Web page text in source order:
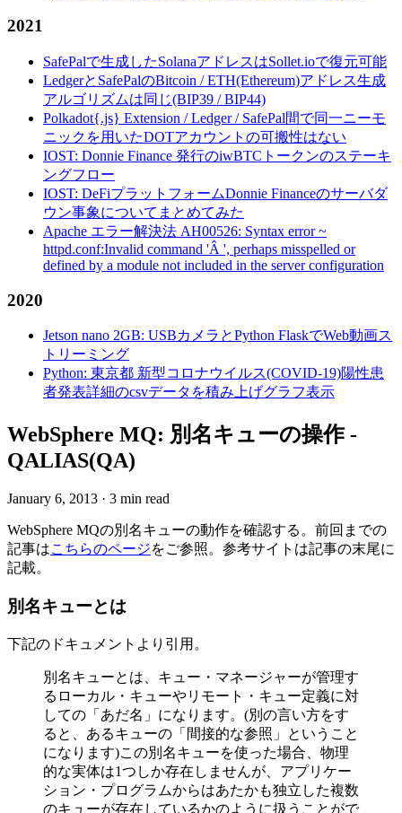
2021
SafePalで生成したSolanaアドレスはSollet.ioで復元可能
LedgerとSafePalのBitcoin / ETH(Ethereum)アドレス生成
アルゴリズムは同じ(BIP39 / BIP44)
Polkadot{.js} Extension / Ledger / SafePal間で同一ニーモ
ニックを用いたDOTアカウントの可搬性はない
IOST: Donnie Finance 発行のiwBTCトークンのステーキ
ングフロー
IOST: DeFiプラットフォームDonnie Financeのサーバダ
ウン事象についてまとめてみた
Apache エラー解決法 AH00526: Syntax error ~
httpd.conf:Invalid command 'Â ', perhaps misspelled or
defined by a module not included in the server configuration
2020
Jetson nano 2GB: USBカメラとPython FlaskでWeb動画ス
トリーミング
Python: 東京都 新型コロナウイルス(COVID-19)陽性患
者発表詳細のcsvデータを積み上げグラフ表示
WebSphere MQ: 別名キューの操作 -
QALIAS(QA)
January 6, 2013 · 3 min read
WebSphere MQの別名キューの動作を確認する。前回までの
記事はこちらのページをご参照。参考サイトは記事の末尾に
記載。
別名キューとは
下記のドキュメントより引用。
別名キューとは、キュー・マネージャーが管理す
るローカル・キューやリモート・キュー定義に対
しての「あだ名」になります。(別の言い方をす
ると、あるキューの「間接的な参照」ということ
になります)この別名キューを使った場合、物理
的な実体は1つしか存在しませんが、アプリケー
ション・プログラムからはあたかも独立した複数
のキューが存在しているかのように扱うことがで